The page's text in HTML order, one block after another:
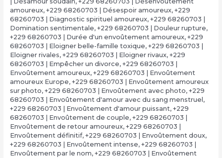
amoureux, +229 68260703 | Désespoir amoureux, +229
68260703 | Diagnostic spirituel amoureux, +229 68260703 |
Domination sentimentale, +229 68260703 | Douleur rupture,
+229 68260703 | Durée d'un envoûtement amoureux, +229
68260703 | Eloigner belle-famille toxique, +229 68260703 |
Eloigner rivales, +229 68260703 | Eloigner rivaux, +229
68260703 | Empêcher un divorce, +229 68260703 |
Envoûtement amoureux, +229 68260703 | Envoûtement
amoureux Europe, +229 68260703 | Envoûtement amoureux
sur photo, +229 68260703 | Envoûtement avec photo, +229
68260703 | Envoûtement d'amour avec du sang menstruel ,
+229 68260703 | Envoûtement d'amour puissant, +229
68260703 | Envoûtement de couple, +229 68260703 |
Envoûtement de retour amoureux, +229 68260703 |
Envoûtement définitif, +229 68260703 | Envoûtement doux,
+229 68260703 | Envoûtement intense, +229 68260703 |
Envoûtement par le nom, +229 68260703 | Envoûtement